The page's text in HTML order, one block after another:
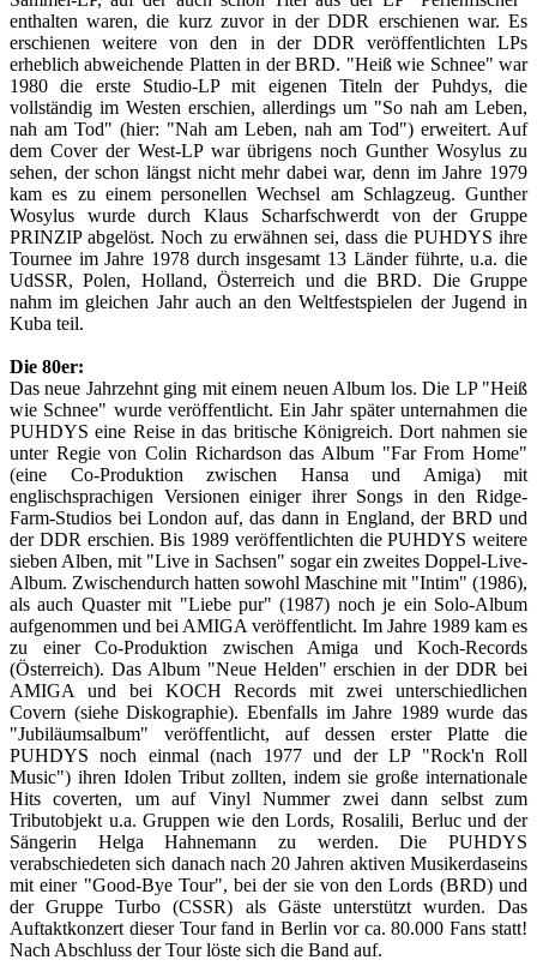
enthalten waren, die kurz zuvor in der DDR erschienen war. Es
erschienen weitere von den in der DDR veröffentlichten LPs
erheblich abweichende Platten in der BRD. "Heiß wie Schnee" war
1980 die erste Studio-LP mit eigenen Titeln der Puhdys, die
vollständig im Westen erschien, allerdings um "So nah am Leben,
nah am Tod" (hier: "Nah am Leben, nah am Tod") erweitert. Auf
dem Cover der West-LP war übrigens noch Gunther Wosylus zu
sehen, der schon längst nicht mehr dabei war, denn im Jahre 1979
kam es zu einem personellen Wechsel am Schlagzeug. Gunther
Wosylus wurde durch Klaus Scharfschwerdt von der Gruppe
PRINZIP abgelöst. Noch zu erwähnen sei, dass die PUHDYS ihre
Tournee im Jahre 1978 durch insgesamt 13 Länder führte, u.a. die
UdSSR, Polen, Holland, Österreich und die BRD. Die Gruppe
nahm im gleichen Jahr auch an den Weltfestspielen der Jugend in
Kuba teil.
Die 80er:
Das neue Jahrzehnt ging mit einem neuen Album los. Die LP "Heiß
wie Schnee" wurde veröffentlicht. Ein Jahr später unternahmen die
PUHDYS eine Reise in das britische Königreich. Dort nahmen sie
unter Regie von Colin Richardson das Album "Far From Home"
(eine Co-Produktion zwischen Hansa und Amiga) mit
englischsprachigen Versionen einiger ihrer Songs in den Ridge-
Farm-Studios bei London auf, das dann in England, der BRD und
der DDR erschien. Bis 1989 veröffentlichten die PUHDYS weitere
sieben Alben, mit "Live in Sachsen" sogar ein zweites Doppel-Live-
Album. Zwischendurch hatten sowohl Maschine mit "Intim" (1986),
als auch Quaster mit "Liebe pur" (1987) noch je ein Solo-Album
aufgenommen und bei AMIGA veröffentlicht. Im Jahre 1989 kam es
zu einer Co-Produktion zwischen Amiga und Koch-Records
(Österreich). Das Album "Neue Helden" erschien in der DDR bei
AMIGA und bei KOCH Records mit zwei unterschiedlichen
Covern (siehe Diskographie). Ebenfalls im Jahre 1989 wurde das
"Jubiläumsalbum" veröffentlicht, auf dessen erster Platte die
PUHDYS noch einmal (nach 1977 und der LP "Rock'n Roll
Music") ihren Idolen Tribut zollten, indem sie große internationale
Hits coverten, um auf Vinyl Nummer zwei dann selbst zum
Tributobjekt u.a. Gruppen wie den Lords, Rosalili, Berluc und der
Sängerin Helga Hahnemann zu werden. Die PUHDYS
verabschiedeten sich danach nach 20 Jahren aktiven Musikerdaseins
mit einer "Good-Bye Tour", bei der sie von den Lords (BRD) und
der Gruppe Turbo (CSSR) als Gäste unterstützt wurden. Das
Auftaktkonzert dieser Tour fand in Berlin vor ca. 80.000 Fans statt!
Nach Abschluss der Tour löste sich die Band auf.